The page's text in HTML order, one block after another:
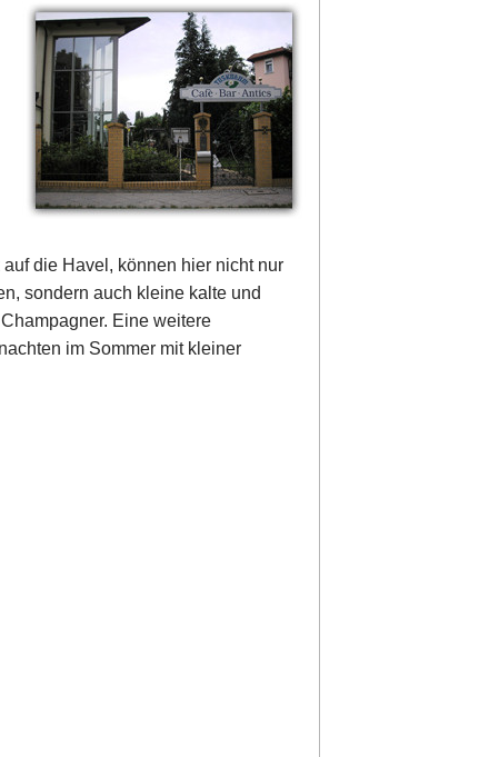
die Havel, können hier nicht nur
sondern auch kleine kalte und
Eine weitere
im Sommer mit kleiner